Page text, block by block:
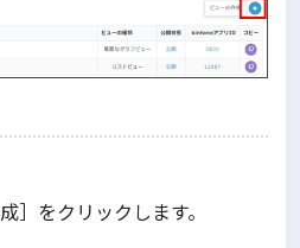
］をクリックします。